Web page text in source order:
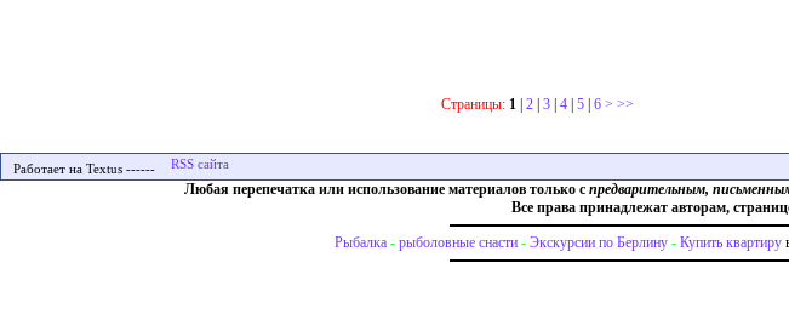
Страницы: 1 2 3 4 5 6 > >>
Работает на Textus ------
Любая перепечатка или использование материалов только с предварительным,
Все права принадлежат авторам,
Рыбалка - рыболовные снасти - Экскурсии по Берлину - Купить квартиру